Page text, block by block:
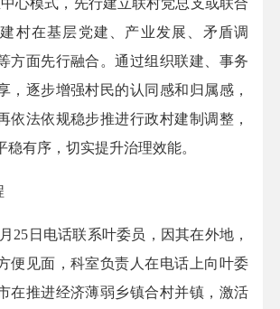
心模式，先行建立联村党总支或联合
村在基层党建、产业发展、矛盾调
方面先行融合。通过组织联建、事务
，逐步增强村民的认同感和归属感，
依法依规稳步推进行政村建制调整，
稳有序，切实提升治理效能。
25 日电话联系叶委员，因其在外地，
便见面，科室负责人在电话上向叶委
在推进经济薄弱乡镇合村并镇，激活